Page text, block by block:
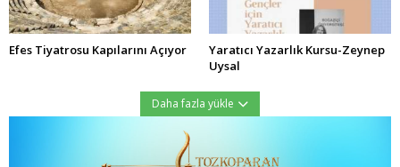
Efes Tiyatrosu Kapılarını Açıyor
Yaratıcı Yazarlık Kursu-Zeynep
Uysal
Daha fazla yükle